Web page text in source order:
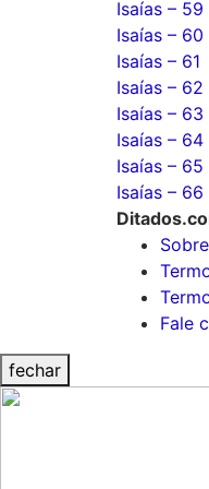
Isaías – 59
Isaías – 60
Isaías – 61
Isaías – 62
Isaías – 63
Isaías – 64
Isaías – 65
Isaías – 66
Fale
fechar